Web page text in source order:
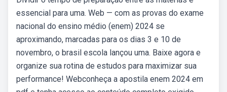
essencial para uma. Web — com as provas do exame
nacional do ensino médio (enem) 2024 se
aproximando, marcadas para os dias 3 e 10 de
novembro, o brasil escola lançou uma. Baixe agora e
organize sua rotina de estudos para maximizar sua
performance! Webconheça a apostila enem 2024 em